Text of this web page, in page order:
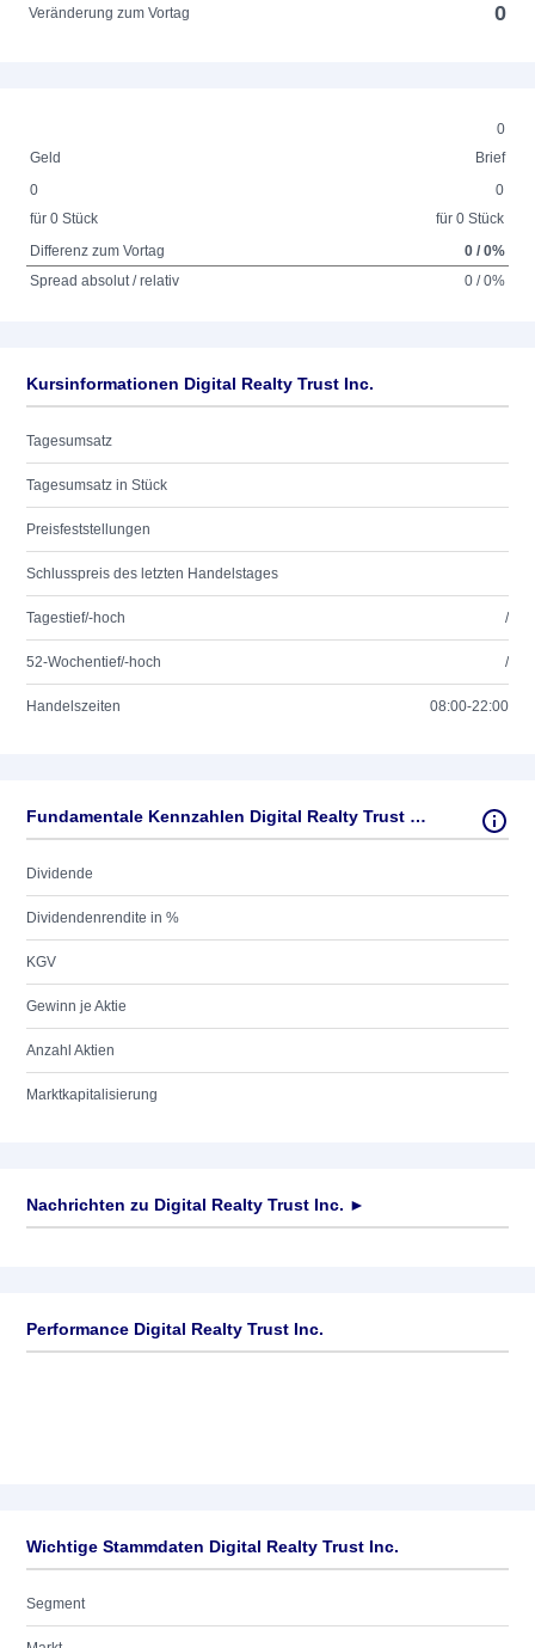
Veränderung zum Vortag 0
0
Geld
Brief
0
für 0 Stück
0
für 0 Stück
Differenz zum Vortag
0 / 0%
Spread absolut / relativ
0 / 0%
Kursinformationen Digital Realty Trust Inc.
Tagesumsatz
Tagesumsatz in Stück
Preisfeststellungen
Schlusspreis des letzten Handelstages
Tagestief/-hoch /
52-Wochentief/-hoch /
Handelszeiten 08:00-22:00
Fundamentale Kennzahlen Digital Realty Trust Inc.
Dividende
Dividendenrendite in %
KGV
Gewinn je Aktie
Anzahl Aktien
Marktkapitalisierung
Nachrichten zu Digital Realty Trust Inc. ►
Performance Digital Realty Trust Inc.
Wichtige Stammdaten Digital Realty Trust Inc.
Segment